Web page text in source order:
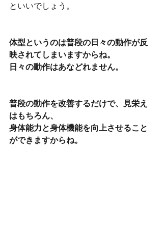
といいでしょう。
体型というのは普段の日々の動作が反
映されてしまいますからね。
日々の動作はあなどれません。
普段の動作を改善するだけで、見栄え
はもちろん、
身体能力と身体機能を向上させること
ができますからね。